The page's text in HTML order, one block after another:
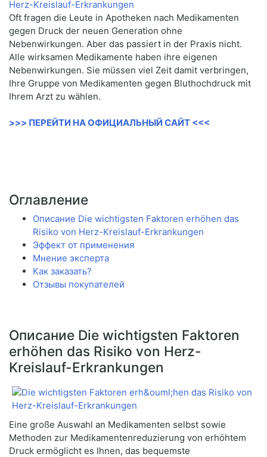
Oft fragen die Leute in Apotheken nach Medikamenten
gegen Druck der neuen Generation ohne
Nebenwirkungen. Aber das passiert in der Praxis nicht.
Alle wirksamen Medikamente haben ihre eigenen
Nebenwirkungen. Sie müssen viel Zeit damit verbringen,
Ihre Gruppe von Medikamenten gegen Bluthochdruck mit
Ihrem Arzt zu wählen.
>>> ПЕРЕЙТИ НА ОФИЦИАЛЬНЫЙ САЙТ <<<
Оглавление
Описание Die wichtigsten Faktoren erhöhen das
Risiko von Herz-Kreislauf-Erkrankungen
Эффект от применения
Мнение эксперта
Как заказать?
Отзывы покупателей
Описание Die wichtigsten Faktoren
erhöhen das Risiko von Herz-
Kreislauf-Erkrankungen
Eine große Auswahl an Medikamenten selbst sowie
Methoden zur Medikamentenreduzierung von erhöhtem
Druck ermöglicht es Ihnen, das bequemste